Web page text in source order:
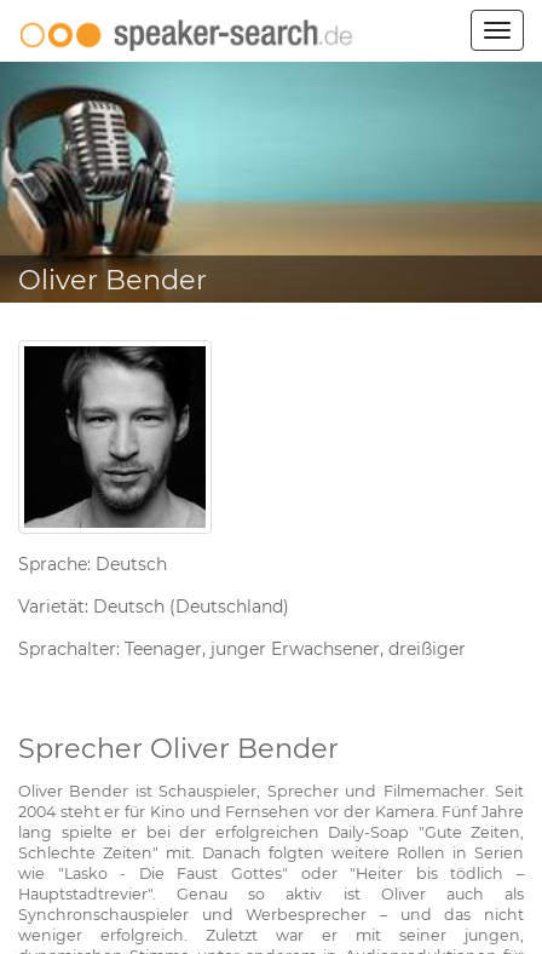
Oliver Bender
Sprache: Deutsch
Varietät: Deutsch (Deutschland)
Sprachalter: Teenager, junger Erwachsener, dreißiger
Sprecher Oliver Bender
Oliver Bender ist Schauspieler, Sprecher und Filmemacher. Seit
2004 steht er für Kino und Fernsehen vor der Kamera. Fünf Jahre
lang spielte er bei der erfolgreichen Daily-Soap "Gute Zeiten,
Schlechte Zeiten" mit. Danach folgten weitere Rollen in Serien
wie "Lasko - Die Faust Gottes" oder "Heiter bis tödlich –
Hauptstadtrevier". Genau so aktiv ist Oliver auch als
Synchronschauspieler und Werbesprecher – und das nicht
weniger erfolgreich. Zuletzt war er mit seiner jungen,